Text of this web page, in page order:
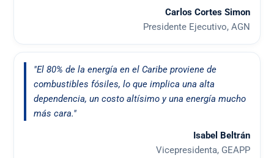
Carlos Cortes Simon
Presidente Ejecutivo, AGN
"El 80% de la energía en el Caribe proviene de
combustibles fósiles, lo que implica una alta
dependencia, un costo altísimo y una energía mucho
más cara."
Isabel Beltrán
Vicepresidenta, GEAPP